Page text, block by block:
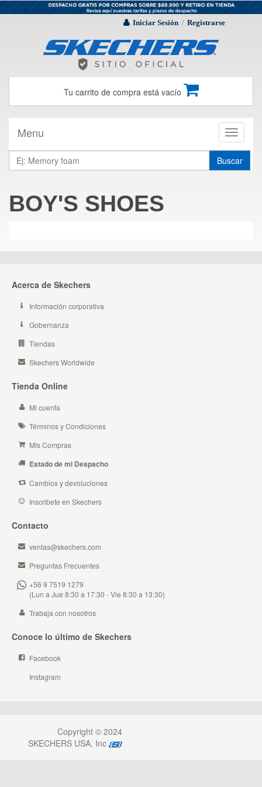
Iniciar Sesión / Registrarse
Tu carrito de compra está vacío
Toggle
Menu
Buscar
BOY'S SHOES
Acerca de Skechers
Información corporativa
Gobernanza
Tiendas
Skechers Worldwide
Tienda Online
Mi cuenta
Términos y Condiciones
Mis Compras
Estado de mi Despacho
Cambios y devoluciones
Inscribete en Skechers
Contacto
ventas@skechers.com
Preguntas Frecuentes
+56 9 7519 1279
(Lun a Jue 8:30 a 17:30 - Vie 8:30 a 13:30)
Trabaja con nosotros
Conoce lo último de Skechers
Facebook
Instagram
Copyright © 2024
SKECHERS USA, Inc